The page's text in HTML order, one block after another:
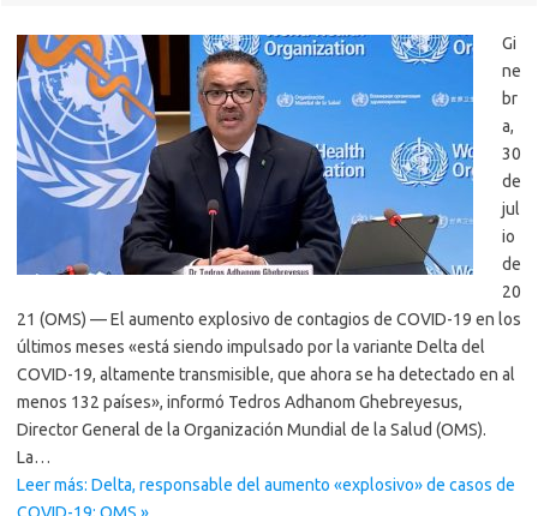
Gi
ne
br
a,
30
de
jul
io
de
20
21 (OMS) — El aumento explosivo de contagios de COVID-19 en los
últimos meses «está siendo impulsado por la variante Delta del
COVID-19, altamente transmisible, que ahora se ha detectado en al
menos 132 países», informó Tedros Adhanom Ghebreyesus,
Director General de la Organización Mundial de la Salud (OMS).
La…
Leer más: Delta, responsable del aumento «explosivo» de casos de